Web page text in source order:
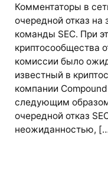
Комментаторы в
очередной отказ на
команды SEC. При
криптосообщества
комиссии было
известный в
компании
следующим
очередной отказ
неожиданностью,